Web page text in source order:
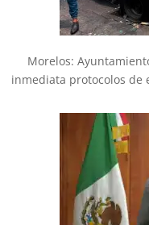
Morelos:
inmediata protocolos de